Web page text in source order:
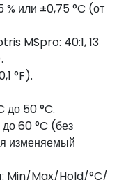
% или ±0,75 °C (от
MSpro: 40:1, 13
°F).
до 50 °C.
60 °C (без
изменяемый
Min/Max/Hold/°C/